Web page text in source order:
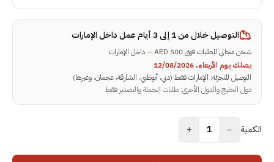
التوصيل خلالمن 1 إلى 3 أيام عمل داخل الإمارات
شحن مجاني للطلبات فوق 500 AED — داخل الإمارات
يصلك يوم الأربعاء، 12/08/2026
التوصيل للتجزئة: الإمارات فقط (دبي، أبوظبي، الشارقة، عجمان، وغيرها)
دول الخليج والدول الأخرى: طلبات الجملة والتصدير فقط
الكمية −
1
+